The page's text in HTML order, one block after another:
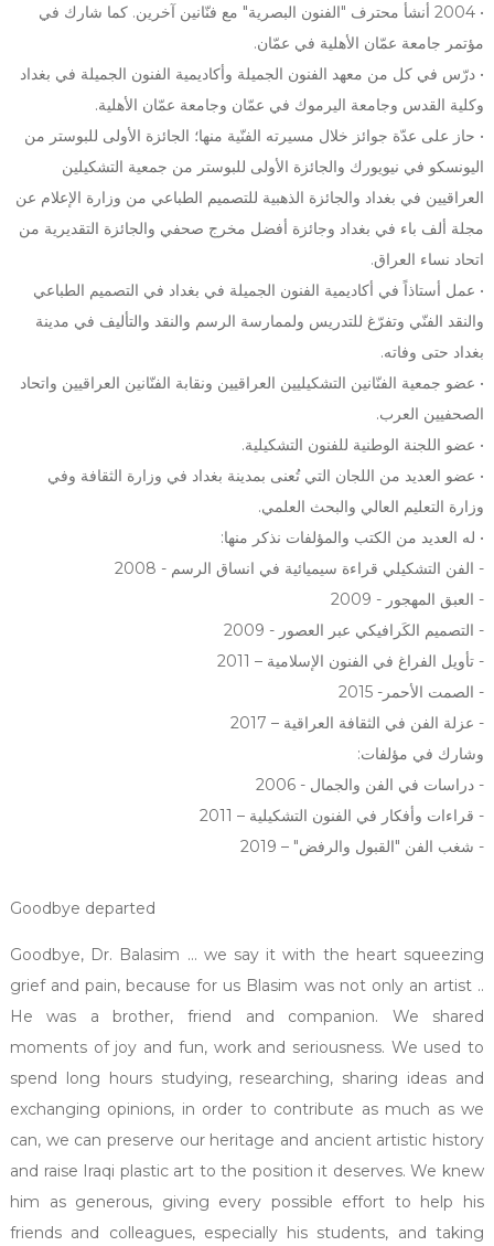
• 2004 أنشأ محترف "الفنون البصرية" مع فنّانين آخرين. كما شارك في
مؤتمر جامعة عمّان الأهلية في عمّان.
• درّس في كل من معهد الفنون الجميلة وأكاديمية الفنون الجميلة في بغداد
وكلية القدس وجامعة اليرموك في عمّان وجامعة عمّان الأهلية.
• حاز على عدّة جوائز خلال مسيرته الفنّية منها؛ الجائزة الأولى للبوستر من
اليونسكو في نيويورك والجائزة الأولى للبوستر من جمعية التشكيلين
العراقيين في بغداد والجائزة الذهبية للتصميم الطباعي من وزارة الإعلام عن
مجلة ألف باء في بغداد وجائزة أفضل مخرج صحفي والجائزة التقديرية من
اتحاد نساء العراق.
• عمل أستاذاً في أكاديمية الفنون الجميلة في بغداد في التصميم الطباعي
والنقد الفنّي وتفرّغ للتدريس ولممارسة الرسم والنقد والتأليف في مدينة
بغداد حتى وفاته.
• عضو جمعية الفنّانين التشكيليين العراقيين ونقابة الفنّانين العراقيين واتحاد
الصحفيين العرب.
• عضو اللجنة الوطنية للفنون التشكيلية.
• عضو العديد من اللجان التي تُعنى بمدينة بغداد في وزارة الثقافة وفي
وزارة التعليم العالي والبحث العلمي.
• له العديد من الكتب والمؤلفات نذكر منها:
- الفن التشكيلي قراءة سيميائية في انساق الرسم - 2008
- العبق المهجور - 2009
- التصميم الكَرافيكي عبر العصور - 2009
- تأويل الفراغ في الفنون الإسلامية – 2011
- الصمت الأحمر- 2015
- عزلة الفن في الثقافة العراقية – 2017
وشارك في مؤلفات:
- دراسات في الفن والجمال - 2006
- قراءات وأفكار في الفنون التشكيلية – 2011
- شغب الفن "القبول والرفض" – 2019
Goodbye departed
Goodbye, Dr. Balasim ... we say it with the heart squeezing
grief and pain, because for us Blasim was not only an artist ..
He was a brother, friend and companion. We shared
moments of joy and fun, work and seriousness. We used to
spend long hours studying, researching, sharing ideas and
exchanging opinions, in order to contribute as much as we
can, we can preserve our heritage and ancient artistic history
and raise Iraqi plastic art to the position it deserves. We knew
him as generous, giving every possible effort to help his
friends and colleagues, especially his students, and taking